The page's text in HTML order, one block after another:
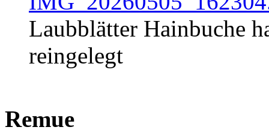
Laubblätter Hainbuche
reingelegt
Remue